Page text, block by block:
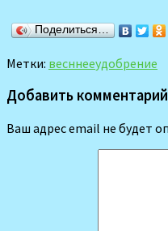
Поделиться…
Метки: весннееудобрение
Добавить комментарий
Ваш адрес email не будет